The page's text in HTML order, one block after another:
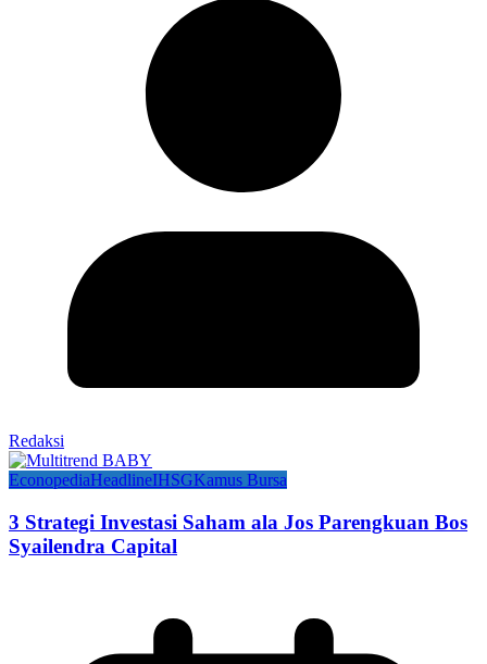
Redaksi
EconopediaHeadlineIHSGKamus Bursa
3 Strategi Investasi Saham ala Jos Parengkuan Bos
Syailendra Capital